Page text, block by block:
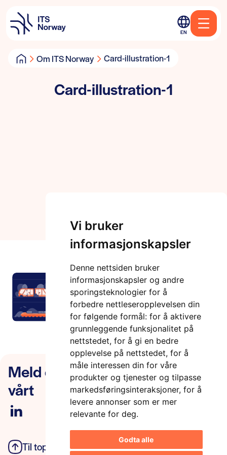
Vi bruker
informasjonskapsler
Denne nettsiden bruker
informasjonskapsler og andre
sporingsteknologier for å
forbedre nettleseropplevelsen din
for følgende formål: for å aktivere
grunnleggende funksjonalitet på
nettstedet, for å gi en bedre
opplevelse på nettstedet, for å
måle interessen din for våre
produkter og tjenester og tilpasse
markedsføringsinteraksjoner, for å
levere annonser som er mer
relevante for deg.
Godta alle
EN
Om ITS Norway Card-illustration-1
Card-illustration-1
Meld deg på nyhetsbrevet
vårt
Til toppen Personvern